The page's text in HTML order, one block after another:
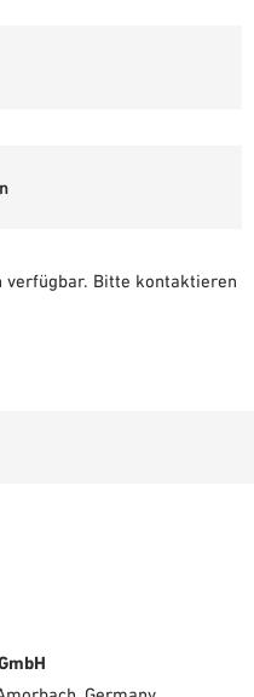
verfügbar. Bitte kontaktieren